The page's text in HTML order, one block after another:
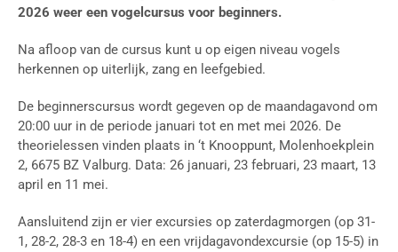
2026 weer een vogelcursus voor beginners.
Na afloop van de cursus kunt u op eigen niveau vogels
herkennen op uiterlijk, zang en leefgebied.
De beginnerscursus wordt gegeven op de maandagavond om
20:00 uur in de periode januari tot en met mei 2026. De
theorielessen vinden plaats in ‘t Knooppunt, Molenhoekplein
2, 6675 BZ Valburg. Data: 26 januari, 23 februari, 23 maart, 13
april en 11 mei.
Aansluitend zijn er vier excursies op zaterdagmorgen (op 31-
1, 28-2, 28-3 en 18-4) en een vrijdagavondexcursie (op 15-5) in